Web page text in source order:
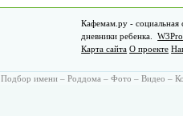
Кафемам.ру - социальная
дневники ребенка.
Карта сайта О проекте
Подбор имени – Роддома – Фото – Видео –